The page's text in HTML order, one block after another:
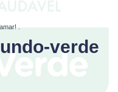
verde